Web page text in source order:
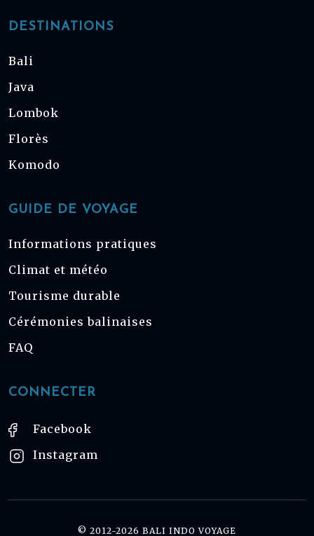
DESTINATIONS
Bali
Java
Lombok
Florès
Komodo
GUIDE DE VOYAGE
Informations pratiques
Climat et météo
Tourisme durable
Cérémonies balinaises
FAQ
CONNECTER
Facebook
Instagram
© 2012-2026 BALI INDO VOYAGE